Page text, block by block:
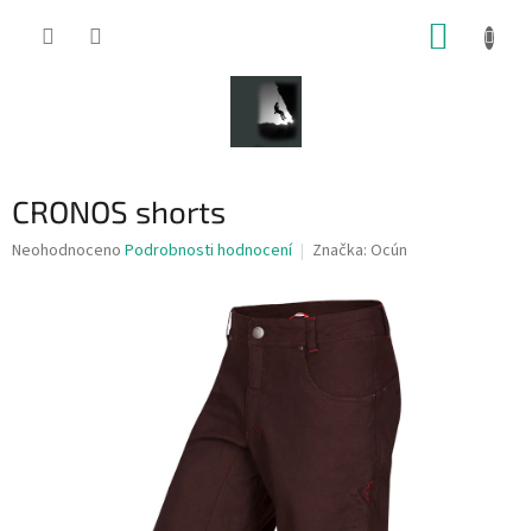
CRONOS shorts
Průměrné
Neohodnoceno Podrobnosti hodnocení Značka: Ocún